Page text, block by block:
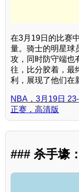
在3月19日的比赛
量。骑士的明星球
攻，同时防守端也
往，比分胶着，最
利，展现了他们在
NBA，3月19日
正赛，高清版
### 杀手壕